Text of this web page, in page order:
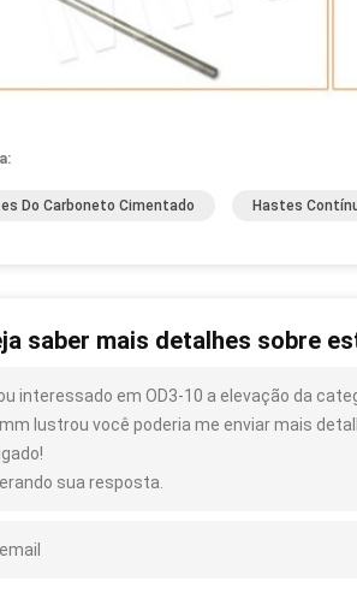
Do Carboneto Cimentado Hastes
saber mais detalhes sobre
interessado em OD3-10 a elevação da
lustrou você poderia me enviar mais
sua resposta.